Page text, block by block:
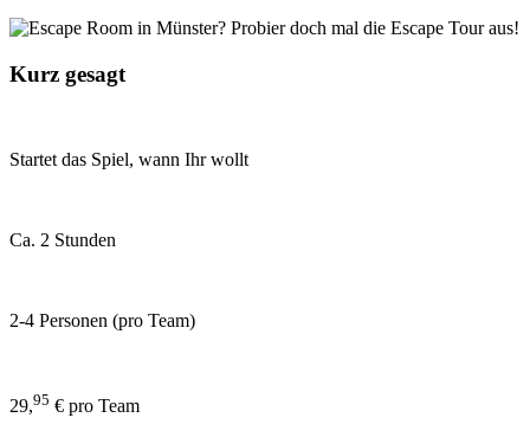
Kurz gesagt
Startet das Spiel, wann Ihr wollt
Ca. 2 Stunden
2-4 Personen (pro Team)
29,95 € pro Team